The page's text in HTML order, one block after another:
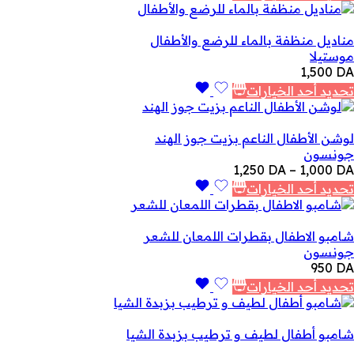
مناديل منظفة بالماء للرضع والأطفال
موستيلا
1,500 DA
تحديد أحد الخيارات
لوشن الأطفال الناعم بزيت جوز الهند
جونسون
1,000 DA
–
1,250 DA
السعر:
من
خلال
تحديد أحد الخيارات
شامبو الاطفال بقطرات اللمعان للشعر
جونسون
950 DA
تحديد أحد الخيارات
شامبو أطفال لطيف و ترطيب بزبدة الشيا